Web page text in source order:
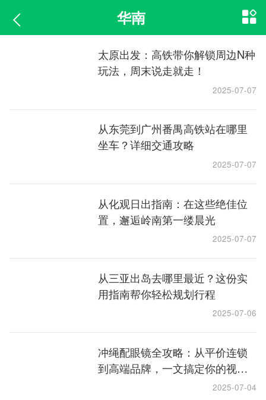
华南
太原出发：高铁带你解锁周边N种
玩法，周末说走就走！
2025-07-07
从东莞到广州番禺高铁站在哪里
坐车？详细交通攻略
2025-07-07
从化观日出指南：在这些绝佳位
置，邂逅岭南第一缕晨光
2025-07-07
从三亚出岛去哪里最近？这份实
用指南帮你轻松规划行程
2025-07-06
冲绳配眼镜全攻略：从平价连锁
到高端品牌，一文搞定你的视力
2025-07-04